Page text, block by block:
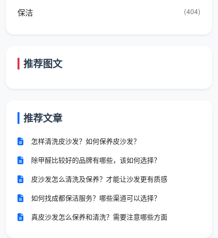
清
节
售
保
障
诿
复洁免额外费用
这套对比背后，正是成都天均安洁保洁
中能积累起好口碑的原因——它把“口头承诺”变成了“硬
保洁 (404)
推荐图文
推荐文章
怎样清洗皮沙发？如何保养皮沙发？
除甲醛比较好的品牌有哪些，该如何选择？
皮沙发怎么清洗及保养？才能让沙发更有质感
如何找成都保洁服务？哪些渠道可以选择？
真皮沙发怎么保养和清洗？需要注意哪些方面